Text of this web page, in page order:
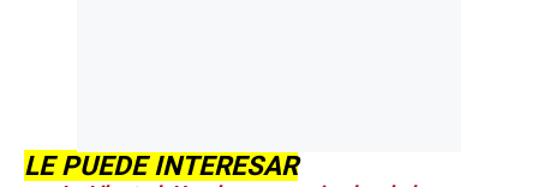
LE PUEDE INTERESAR